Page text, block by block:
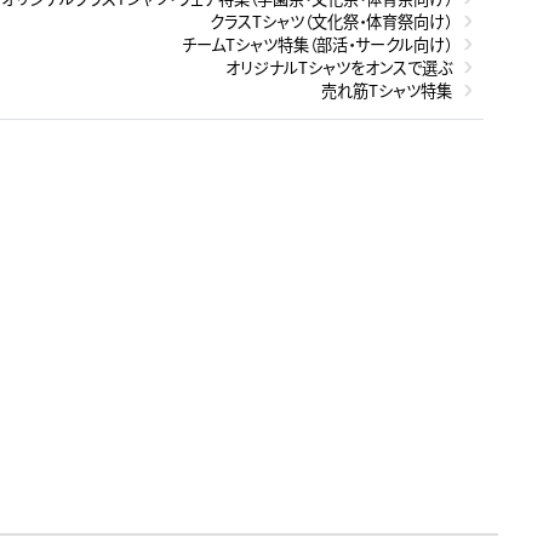
クラスTシャツ（文化祭・体育祭向け）
チームTシャツ特集（部活・サークル向け）
オリジナルTシャツをオンスで選ぶ
売れ筋Tシャツ特集